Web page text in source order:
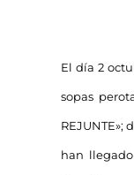
El día 2
sopas
han